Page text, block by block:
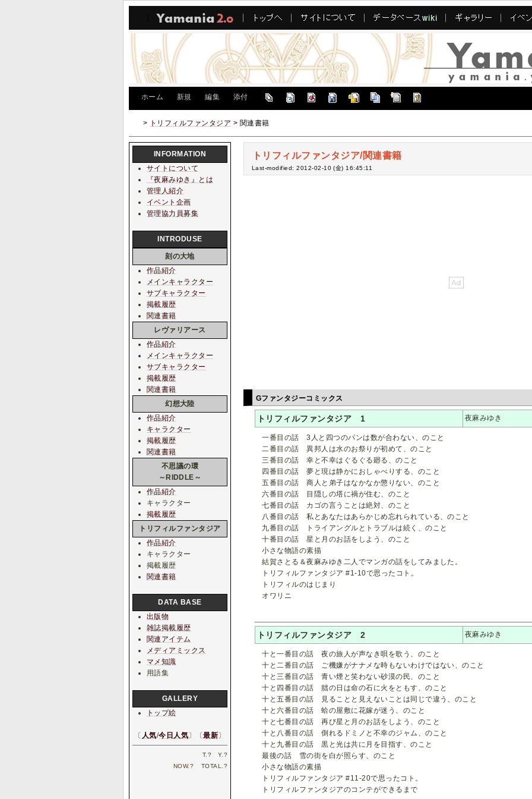
ホーム 新規 編集 添付
> トリフィルファンタジア > 関連書籍
トリフィルファンタジア/関連書籍
Last-modified: 2012-02-10 (金) 16:45:11
Gファンタジーコミックス
トリフィルファンタジア 1 夜麻みゆき
一番目の話 3人と四つのパンは数が合わない、のこと
二番目の話 異邦人は水のお祭りが初めて、のこと
三番目の話 幸と不幸はぐるぐる廻る、のこと
四番目の話 夢と現は静かにおしゃべりする、のこと
五番目の話 商人と弟子はなかなか懲りない、のこと
六番目の話 目隠しの塔に禍が住む、のこと
七番目の話 カゴの言うことは絶対、のこと
八番目の話 私とあなたはあらかじめ忘れられている、のこと
九番目の話 トライアングルとトラブルは続く、のこと
十番目の話 星と月のお話をしよう、のこと
小さな物語の素描
結賀さとる＆夜麻みゆき二人でマンガの話をしてみました。
トリフィルファンタジア #1-10で思ったコト。
トリフィルのはじまり
オワリニ
トリフィルファンタジア 2 夜麻みゆき
十と一番目の話 夜の旅人が声なき唄を歌う、のこと
十と二番目の話 ご機嫌がナナメな時もないわけではない、のこと
十と三番目の話 青い煙と笑わない砂漠の民、のこと
十と四番目の話 朏の日は命の石に火をともす、のこと
十と五番目の話 見ることと見えないことは同じで違う、のこと
十と六番目の話 蛤の屋敷に花嫁が迷う、のこと
十と七番目の話 再び星と月のお話をしよう、のこと
十と八番目の話 倒れるドミノと不幸のジャム、のこと
十と九番目の話 黒と光は共に月を目指す、のこと
最後の話 雪の街を白が照らす、のこと
小さな物語の素描
トリフィルファンタジア #11-20で思ったコト。
トリフィルファンタジアのコンテができるまで
INFORMATION
サイトについて
『夜麻みゆき』とは
管理人紹介
イベント企画
管理協力員募集
INTRODUSE
刻の大地
作品紹介
メインキャラクター
サブキャラクター
掲載履歴
関連書籍
レヴァリアース
作品紹介
メインキャラクター
サブキャラクター
掲載履歴
関連書籍
幻想大陸
作品紹介
キャラクター
掲載履歴
関連書籍
不思議の環
～RIDDLE～
作品紹介
キャラクター
掲載履歴
トリフィルファンタジア
作品紹介
キャラクター
掲載履歴
関連書籍
DATA BASE
出版物
雑誌掲載履歴
関連アイテム
メディアミックス
マメ知識
用語集
GALLERY
トップ絵
〔 人気/今日人気〕〔最新〕
T. ? Y. ?
NOW.? TOTAL. ?